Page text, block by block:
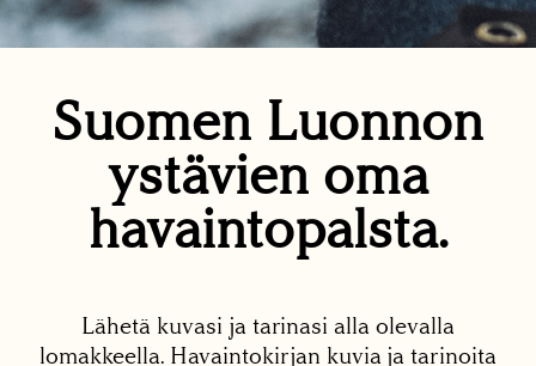
Suomen Luonnon
ystävien oma
havaintopalsta.
Lähetä kuvasi ja tarinasi alla olevalla
lomakkeella. Havaintokirjan kuvia ja tarinoita